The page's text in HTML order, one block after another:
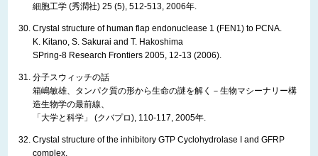
細胞工学 (秀潤社) 25 (5), 512-513, 2006年.
Crystal structure of human flap endonuclease 1 (FEN1) to PCNA.
K. Kitano, S. Sakurai and T. Hakoshima
SPring-8 Research Frontiers 2005, 12-13 (2006).
分子スウィッチの話
箱嶋敏雄、タンパク質の形から生命の謎を解く－生物マシーナリー構
造生物学の最前線、
「大学と科学」 (クバプロ), 110-117, 2005年.
Crystal structure of the inhibitory GTP Cyclohydrolase I and GFRP
complex.